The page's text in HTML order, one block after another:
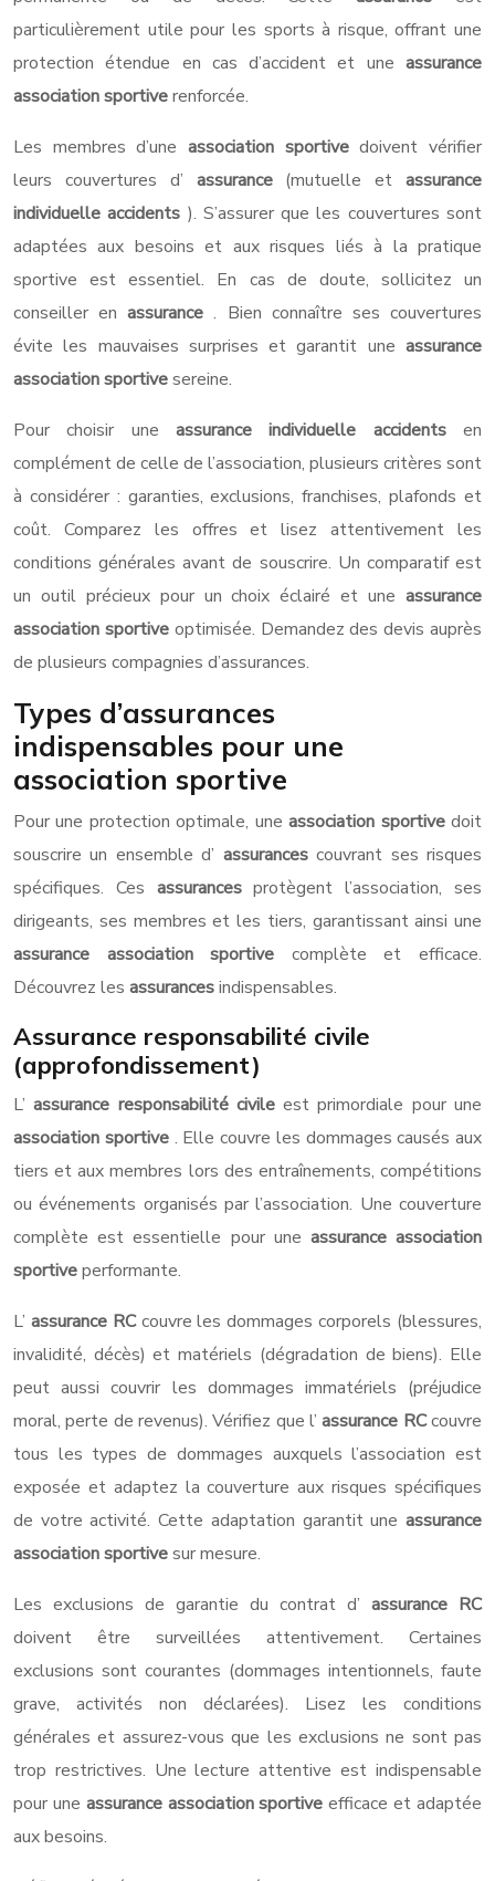
particulièrement utile pour les sports à risque, offrant une
protection étendue en cas d’accident et une assurance
association sportiverenforcée.
Les membres d’une association sportivedoivent vérifier
leurs couvertures d’ assurance (mutuelle etassurance
individuelle accidents ). S’assurer que les couvertures sont
adaptées aux besoins et aux risques liés à la pratique
sportive est essentiel. En cas de doute, sollicitez un
conseiller enassurance. Bien connaître ses couvertures
évite les mauvaises surprises et garantit une assurance
association sportivesereine.
Pour choisir une assurance individuelle accidents en
complément de celle de l’association, plusieurs critères sont
à considérer : garanties, exclusions, franchises, plafonds et
coût. Comparez les offres et lisez attentivement les
conditions générales avant de souscrire. Un comparatif est
un outil précieux pour un choix éclairé et une assurance
association sportive optimisée. Demandez des devis auprès
de plusieurs compagnies d’assurances.
Types d’assurances
indispensables pour une
association sportive
Pour une protection optimale, uneassociation sportivedoit
souscrire un ensemble d’ assurancescouvrant ses risques
spécifiques. Ces assurancesprotègent l’association, ses
dirigeants, ses membres et les tiers, garantissant ainsi une
assurance association sportive complète et efficace.
Découvrez les assurancesindispensables.
Assurance responsabilité civile
(approfondissement)
L’assurance responsabilité civileest primordiale pour une
association sportive . Elle couvre les dommages causés aux
tiers et aux membres lors des entraînements, compétitions
ou événements organisés par l’association. Une couverture
complète est essentielle pour une assurance association
sportiveperformante.
L’ assurance RCcouvre les dommages corporels (blessures,
invalidité, décès) et matériels (dégradation de biens). Elle
peut aussi couvrir les dommages immatériels (préjudice
moral, perte de revenus). Vérifiez que l’assurance RCcouvre
tous les types de dommages auxquels l’association est
exposée et adaptez la couverture aux risques spécifiques
de votre activité. Cette adaptation garantit une assurance
association sportivesur mesure.
Les exclusions de garantie du contrat d’ assurance RC
doivent être surveillées attentivement. Certaines
exclusions sont courantes (dommages intentionnels, faute
grave, activités non déclarées). Lisez les conditions
générales et assurez-vous que les exclusions ne sont pas
trop restrictives. Une lecture attentive est indispensable
pour une assurance association sportiveefficace et adaptée
aux besoins.